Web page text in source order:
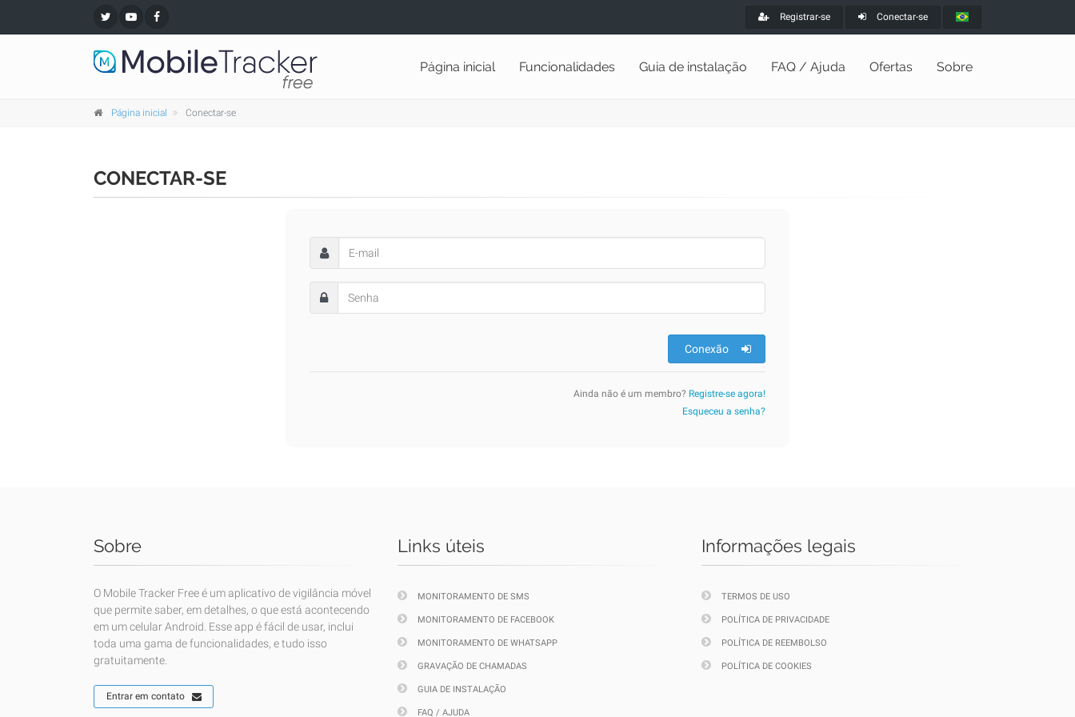
Registrar-se Conectar-se
Página inicial Funcionalidades Guia de instalação FAQ / Ajuda Ofertas Sobre
Página inicial Conectar-se
CONECTAR-SE
Conexão
Ainda não é um membro? Registre-se agora!
Esqueceu a senha?
Sobre
O Mobile Tracker Free é um aplicativo de vigilância móvel
que permite saber, em detalhes, o que está acontecendo
em um celular Android. Esse app é fácil de usar, inclui
toda uma gama de funcionalidades, e tudo isso
gratuitamente.
Entrar em contato
Links úteis
MONITORAMENTO DE SMS
MONITORAMENTO DE FACEBOOK
MONITORAMENTO DE WHATSAPP
GRAVAÇÃO DE CHAMADAS
GUIA DE INSTALAÇÃO
FAQ / AJUDA
Informações legais
TERMOS DE USO
POLÍTICA DE PRIVACIDADE
POLÍTICA DE REEMBOLSO
POLÍTICA DE COOKIES